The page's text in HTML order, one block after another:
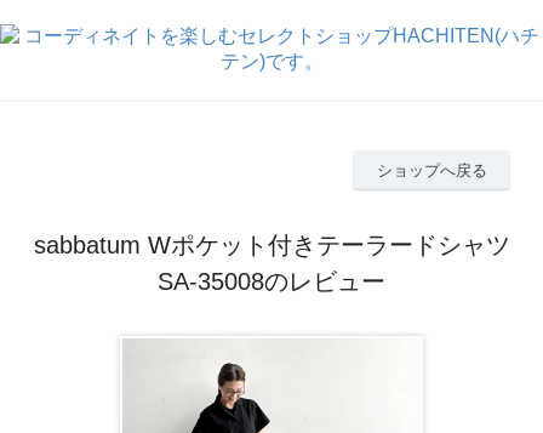
ショップへ戻る
sabbatum Wポケット付きテーラードシャツ
SA-35008のレビュー